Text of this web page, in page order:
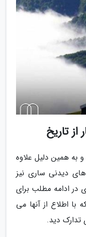
تاریخ
همین دلیل علاوه
دیدنی ساری نیز
در ادامه مطلب برای
اطلاع از آنها می
تدارک دید.